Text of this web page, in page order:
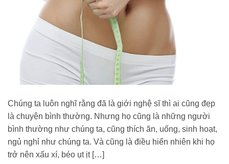
Chúng ta luôn nghĩ rằng đã là giới nghệ sĩ thì ai cũng đẹp
là chuyện bình thường. Nhưng họ cũng là những người
bình thường như chúng ta, cũng thích ăn, uống, sinh hoạt,
ngủ nghỉ như chúng ta. Và cũng là điều hiển nhiên khi họ
trở nên xấu xí, béo ụt ịt […]